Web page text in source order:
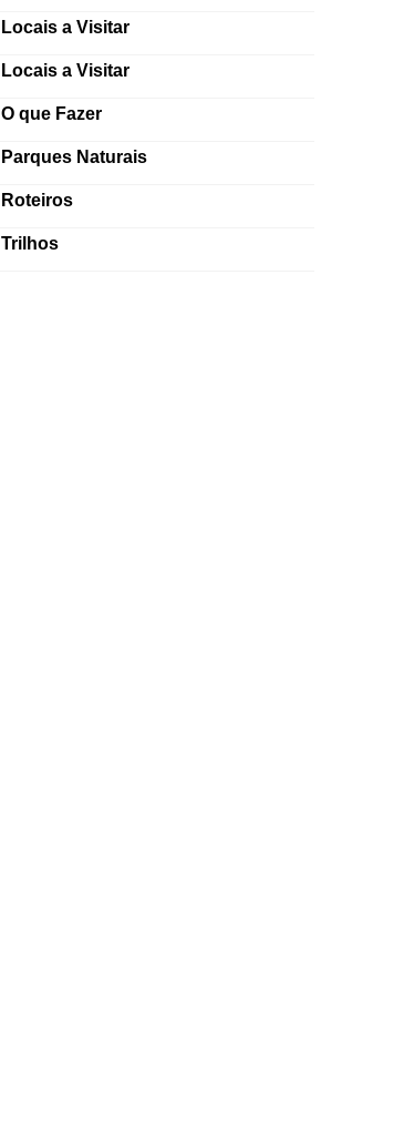
Locais a Visitar
Locais a Visitar
O que Fazer
Parques Naturais
Roteiros
Trilhos